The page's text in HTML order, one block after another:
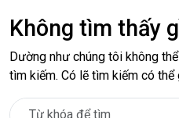
Không tìm thấy
Dường như chúng tôi không
tìm kiếm. Có lẽ tìm kiếm có thể